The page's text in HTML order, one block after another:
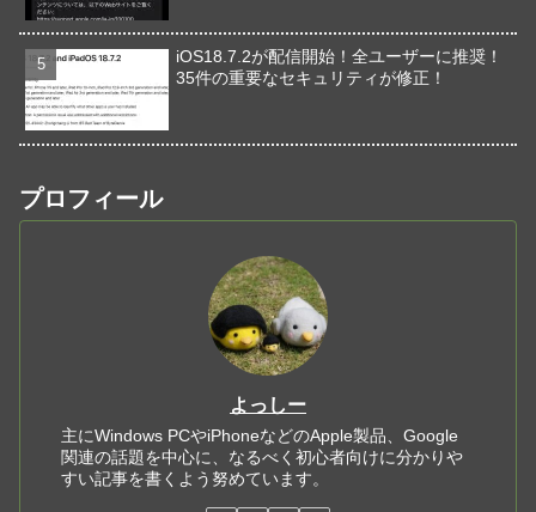
iOS18.7.2が配信開始！全ユーザーに推奨！
35件の重要なセキュリティが修正！
プロフィール
よっしー
主にWindows PCやiPhoneなどのApple製品、Google
関連の話題を中心に、なるべく初心者向けに分かりや
すい記事を書くよう努めています。